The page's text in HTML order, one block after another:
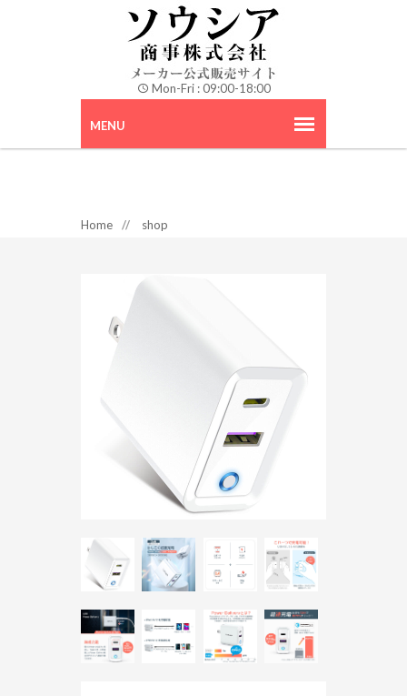
Mon-Fri : 09:00-18:00
Home // shop